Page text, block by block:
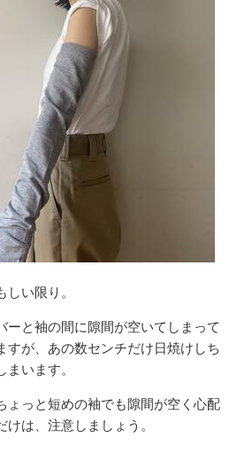
い限り。
ーと袖の間に隙間が空いてしまって
すが、あの数センチだけ日焼けしち
います。
ょっと短めの袖でも隙間が空く心配
は、注意しましょう。